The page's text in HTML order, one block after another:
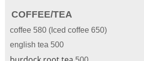
COFFEE/TEA
coffee 580 (Iced coffee 650)
english tea 500